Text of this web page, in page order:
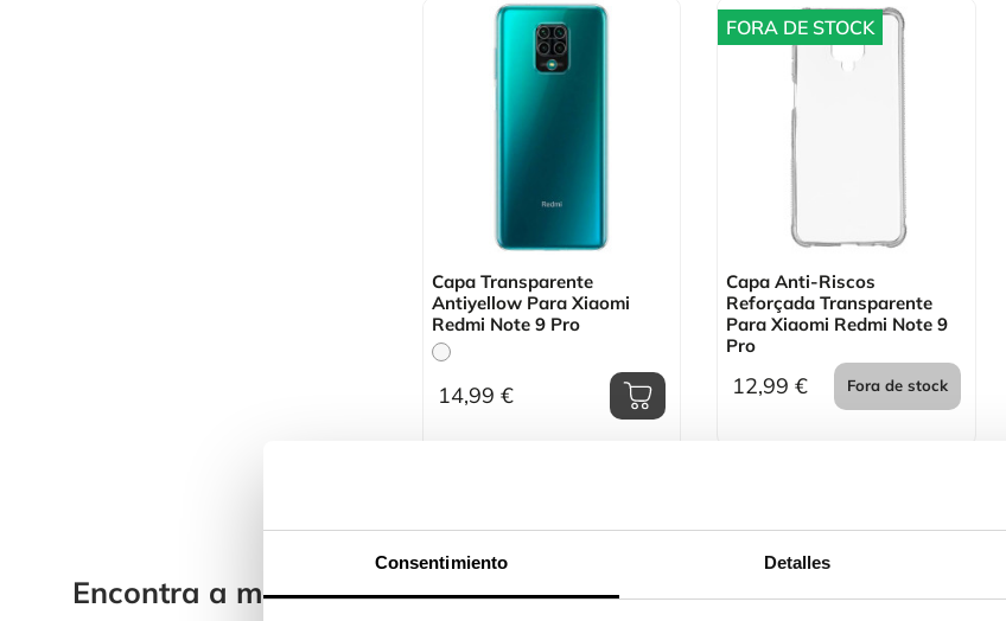
Consentimiento Detalles
Capa Transparente
Antiyellow Para Xiaomi
Redmi Note 9 Pro
14,99 €
Capa Anti-Riscos
Reforçada Transparente
Para Xiaomi Redmi Note 9
Pro
12,99 € Fora de stock
FORA DE STOCK
Mostrando 1-8 de um total de 8 artigo(s)
Encontra a melhor capa para Xiaomi Redmi Note 9 Pro